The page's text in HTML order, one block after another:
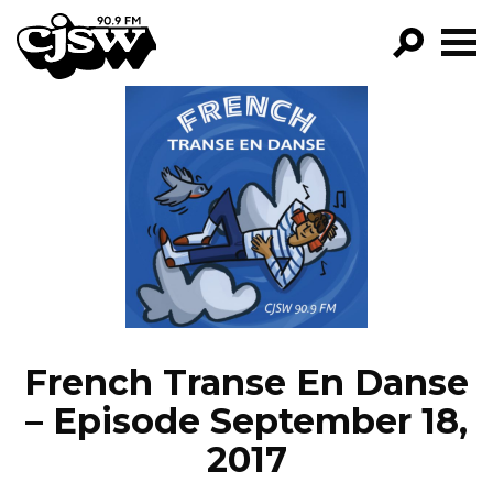
CJSW
PROGRAMS
EPISODES
NEWS
French Transe En Danse
– Episode September 18,
2017